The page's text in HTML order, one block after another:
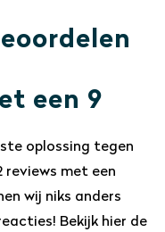
een 9
oplossing tegen
reviews met een
wij niks anders
Bekijk hier de